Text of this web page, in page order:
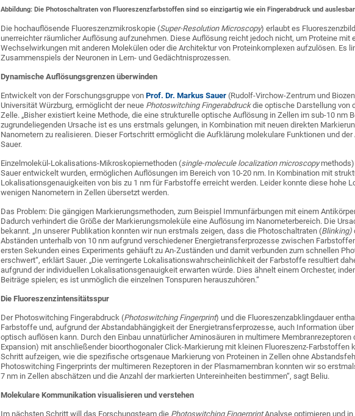
Abbildung: Die Photoschaltraten von Fluoreszenzfarbstoffen sind so einzigartig wie ein Fingerabdruck und
Die hochauflösende Fluoreszenzmikroskopie (Super-Resolution Microscopy) erlaubt es
unerreichter räumlicher Auflösung aufzunehmen. Diese Auflösung reicht jedoch nicht, um Proteine mit
Wechselwirkungen mit anderen Molekülen oder die Architektur von Proteinkomplexen aufzulösen. Es
Zusammenspiels der Neuronen in Lern- und Gedächtnisprozessen.
Dynamische Auflösungsgrenzen überwinden
Entwickelt von der Forschungsgruppe vonProf. Dr. Markus Sauer (Rudolf-Virchow-Zentrum und
Universität Würzburg, ermöglicht der neue Photoswitching Fingerabdruckdie optische Darstellung von
Zelle. „Bisher existiert keine Methode, die eine strukturelle optische Auflösung in Zellen im sub-10 nm
zugrundeliegenden Ursache ist es uns erstmals gelungen, in Kombination mit neuen direkten
Nanometern zu realisieren. Dieser Fortschritt ermöglicht die Aufklärung molekulare Funktionen und
Sauer.
Einzelmolekül-Lokalisations-Mikroskopiemethoden (single-molecule localization microscopymethods)
Sauer entwickelt wurden, ermöglichen Auflösungen im Bereich von 10-20 nm. In Kombination mit
Lokalisationsgenauigkeiten von bis zu 1 nm für Farbstoffe erreicht werden. Leider konnte diese hohe
wenigen Nanometern in Zellen übersetzt werden.
Das Problem: Die gängigen Markierungsmethoden, zum Beispiel Immunfärbungen mit einem
Dadurch verhindert die Größe der Markierungsmoleküle eine Auflösung im Nanometerbereich. Die
bekannt. „In unserer Publikation konnten wir nun erstmals zeigen, dass die Photoschaltraten (Blinking)
Abständen unterhalb von 10 nm aufgrund verschiedener Energietransferprozesse zwischen
ersten Sekunden eines Experiments gehäuft zu An-Zuständen und damit verbunden zum schnellen
erschwert“, erklärt Sauer. „Die verringerte Lokalisationswahrscheinlichkeit der Farbstoffe resultiert
aufgrund der individuellen Lokalisationsgenauigkeit erwarten würde. Dies ähnelt einem Orchester,
Beiträge spielen; es ist unmöglich die einzelnen Tonspuren herauszuhören.“
Die Fluoreszenzintensitätsspur
Der Photoswitching Fingerabdruck (Photoswitching Fingerprint) und die Fluoreszenzabklingdauer
Farbstoffe und, aufgrund der Abstandabhängigkeit der Energietransferprozesse, auch Information
optisch auflösen kann. Durch den Einbau unnatürlicher Aminosäuren in multimere
Expansion) mit anschließender bioorthogonaler Click-Markierung mit kleinen Fluoreszenz-Farbstoffen
Schritt aufzeigen, wie die spezifische ortsgenaue Markierung von Proteinen in Zellen ohne
Photoswitching Fingerprints der multimeren Rezeptoren in der Plasmamembran konnten wir so
7 nm in Zellen abschätzen und die Anzahl der markierten Untereinheiten bestimmen“, sagt Beliu.
Molekulare Kommunikation visualisieren und verstehen
Im nächsten Schritt will das Forschungsteam die Photoswitching FingerprintAnalyse optimieren und